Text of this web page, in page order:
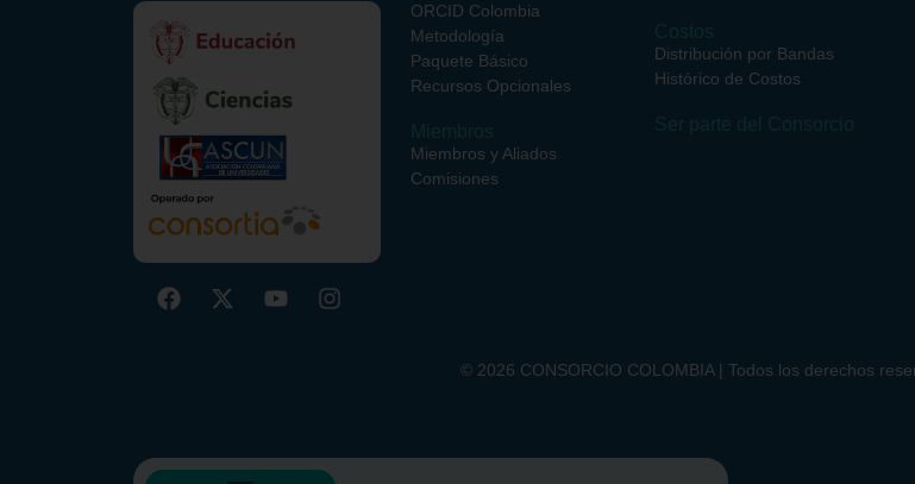
ORCID Colombia
Metodología
Paquete Básico
Recursos Opcionales
Miembros y Aliados
Comisiones
Distribución por Bandas
Histórico de Costos
© 2026 CONSORCIO COLOMBIA | Todos los derechos